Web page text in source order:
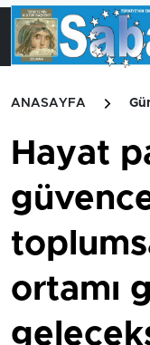
ANASAYFA
Hayat
ortamı